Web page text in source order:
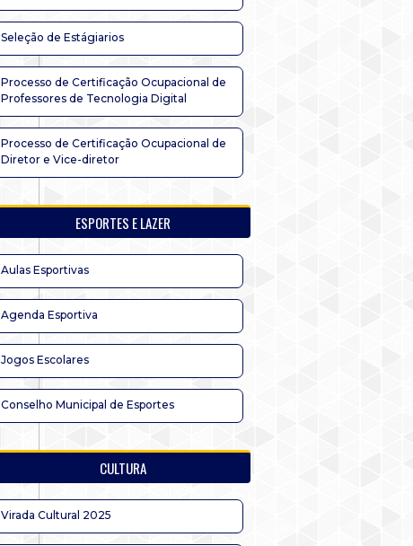
Seleção de Estágiarios
Processo de Certificação Ocupacional de
Professores de Tecnologia Digital
Processo de Certificação Ocupacional de
Diretor e Vice-diretor
ESPORTES E LAZER
Aulas Esportivas
Agenda Esportiva
Jogos Escolares
Conselho Municipal de Esportes
CULTURA
Virada Cultural 2025